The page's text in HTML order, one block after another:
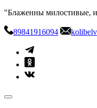
Skip
content
"Блаженны милостивые,
89841916094